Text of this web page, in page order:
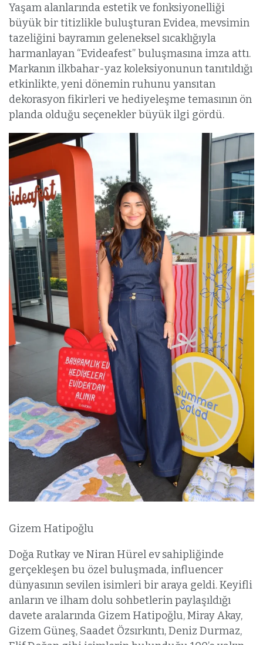
Yaşam alanlarında estetik ve fonksiyonelliği
büyük bir titizlikle buluşturan Evidea, mevsimin
tazeliğini bayramın geleneksel sıcaklığıyla
harmanlayan “Evideafest” buluşmasına imza attı.
Markanın ilkbahar-yaz koleksiyonunun tanıtıldığı
etkinlikte, yeni dönemin ruhunu yansıtan
dekorasyon fikirleri ve hediyeleşme temasının ön
planda olduğu seçenekler büyük ilgi gördü.
Gizem Hatipoğlu
Doğa Rutkay ve Niran Hürel ev sahipliğinde
gerçekleşen bu özel buluşmada, influencer
dünyasının sevilen isimleri bir araya geldi. Keyifli
anların ve ilham dolu sohbetlerin paylaşıldığı
davete aralarında Gizem Hatipoğlu, Miray Akay,
Gizem Güneş, Saadet Özsırkıntı, Deniz Durmaz,